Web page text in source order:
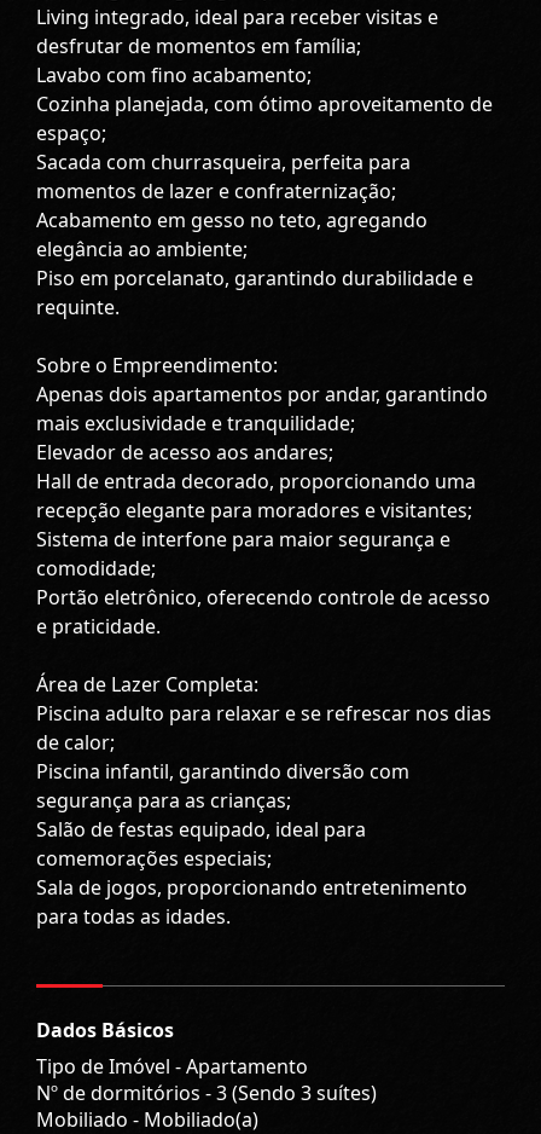
Living integrado, ideal para receber visitas e
desfrutar de momentos em família;
Lavabo com fino acabamento;
Cozinha planejada, com ótimo aproveitamento de
espaço;
Sacada com churrasqueira, perfeita para
momentos de lazer e confraternização;
Acabamento em gesso no teto, agregando
elegância ao ambiente;
Piso em porcelanato, garantindo durabilidade e
requinte.
Sobre o Empreendimento:
Apenas dois apartamentos por andar, garantindo
mais exclusividade e tranquilidade;
Elevador de acesso aos andares;
Hall de entrada decorado, proporcionando uma
recepção elegante para moradores e visitantes;
Sistema de interfone para maior segurança e
comodidade;
Portão eletrônico, oferecendo controle de acesso
e praticidade.
Área de Lazer Completa:
Piscina adulto para relaxar e se refrescar nos dias
de calor;
Piscina infantil, garantindo diversão com
segurança para as crianças;
Salão de festas equipado, ideal para
comemorações especiais;
Sala de jogos, proporcionando entretenimento
para todas as idades.
Dados Básicos
Tipo de Imóvel - Apartamento
Nº de dormitórios - 3 (Sendo 3 suítes)
Mobiliado - Mobiliado(a)